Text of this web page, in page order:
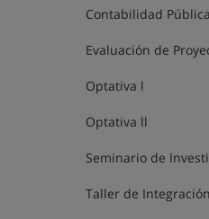
Contabilidad Pública
Evaluación de
Optativa l
Optativa ll
Seminario de
Taller de